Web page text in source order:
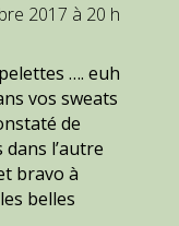
2017 à 20 h
…. euh
vos sweats
de
l’autre
bravo à
belles